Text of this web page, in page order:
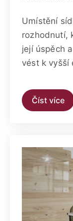
Umístění
rozhodnutí,
její úspěch
vést k vyšší
Číst více